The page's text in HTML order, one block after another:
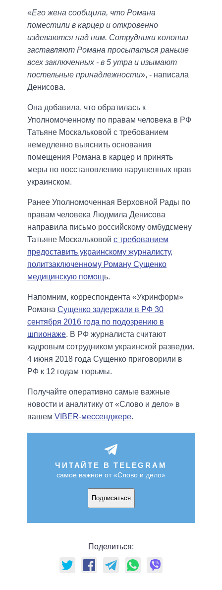
«Его жена сообщила, что Романа
поместили в карцер и откровенно
издеваются над ним. Сотрудники колонии
заставляют Романа просыпаться раньше
всех заключенных - в 5 утра и изымают
постельные принадлежности», - написала
Денисова.
Она добавила, что обратилась к
Уполномоченному по правам человека в РФ
Татьяне Москальковой с требованием
немедленно выяснить основания
помещения Романа в карцер и принять
меры по восстановлению нарушенных прав
украинском.
Ранее Уполномоченная Верховной Рады по
правам человека Людмила Денисова
направила письмо российскому омбудсмену
Татьяне Москальковой с требованием
предоставить украинскому журналисту,
политзаключенному Роману Сущенко
медицинскую помощь.
Напомним, корреспондента «Укринформ»
Романа Сущенко задержали в РФ 30
сентября 2016 года по подозрению в
шпионаже. В РФ журналиста считают
кадровым сотрудником украинской разведки.
4 июня 2018 года Сущенко приговорили в
РФ к 12 годам тюрьмы.
Получайте оперативно самые важные
новости и аналитику от «Слово и дело» в
вашем VIBER-мессенджере.
ЧИТАЙТЕ В TELEGRAM
самое важное от «Слово и дело»
Подписаться
Поделиться: